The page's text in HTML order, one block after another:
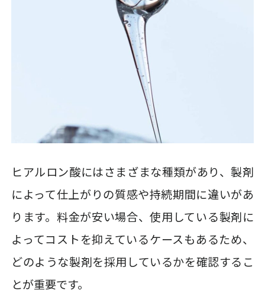
ヒアルロン酸にはさまざまな種類があり、製剤
によって仕上がりの質感や持続期間に違いがあ
ります。料金が安い場合、使用している製剤に
よってコストを抑えているケースもあるため、
どのような製剤を採用しているかを確認するこ
とが重要です。